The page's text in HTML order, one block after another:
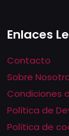
Enlaces
Contacto
Sobre
Condiciones
Política de
Política de